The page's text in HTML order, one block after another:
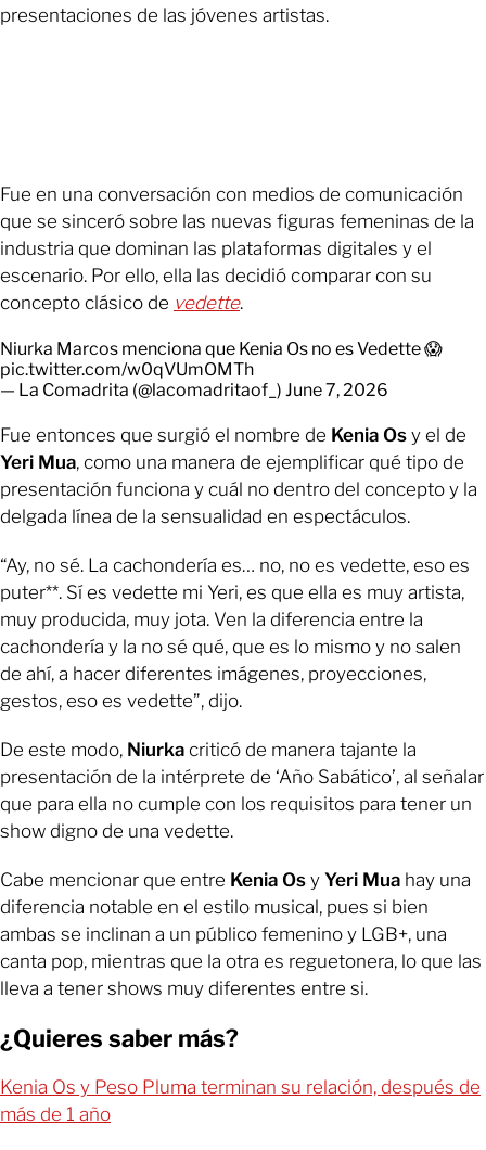
presentaciones de las jóvenes artistas.
Fue en una conversación con medios de comunicación
que se sinceró sobre las nuevas figuras femeninas de la
industria que dominan las plataformas digitales y el
escenario. Por ello, ella las decidió comparar con su
concepto clásico de vedette.
Niurka Marcos menciona que Kenia Os no es Vedette 😱
pic.twitter.com/w0qVUmOMTh
— La Comadrita (@lacomadritaof_) June 7, 2026
Fue entonces que surgió el nombre de Kenia Os y el de
Yeri Mua, como una manera de ejemplificar qué tipo de
presentación funciona y cuál no dentro del concepto y la
delgada línea de la sensualidad en espectáculos.
“Ay, no sé. La cachondería es… no, no es vedette, eso es
puter**. Sí es vedette mi Yeri, es que ella es muy artista,
muy producida, muy jota. Ven la diferencia entre la
cachondería y la no sé qué, que es lo mismo y no salen
de ahí, a hacer diferentes imágenes, proyecciones,
gestos, eso es vedette”, dijo.
De este modo, Niurka criticó de manera tajante la
presentación de la intérprete de ‘Año Sabático’, al señalar
que para ella no cumple con los requisitos para tener un
show digno de una vedette.
Cabe mencionar que entre Kenia Os y Yeri Mua hay una
diferencia notable en el estilo musical, pues si bien
ambas se inclinan a un público femenino y LGB+, una
canta pop, mientras que la otra es reguetonera, lo que las
lleva a tener shows muy diferentes entre si.
¿Quieres saber más?
Kenia Os y Peso Pluma terminan su relación, después de
más de 1 año